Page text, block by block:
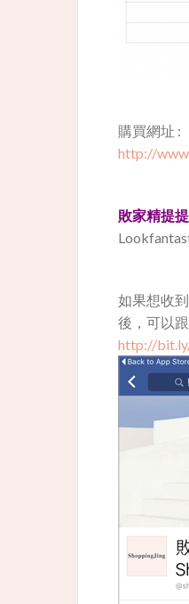
購買網址 :
http://
敗家精提提
如果想收
後，可以
http://